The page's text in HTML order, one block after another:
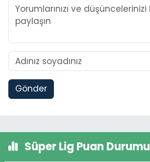
Gönder
Süper Lig Puan Durumu